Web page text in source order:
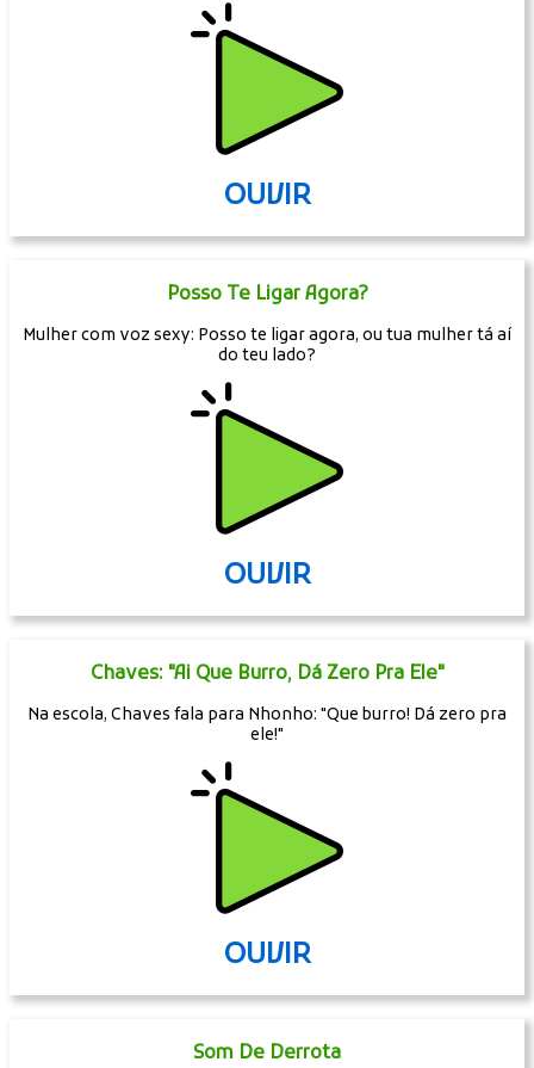
OUVIR
Posso Te Ligar Agora?
Mulher com voz sexy: Posso te ligar agora, ou tua mulher tá aí
do teu lado?
OUVIR
Chaves: "Ai Que Burro, Dá Zero Pra Ele"
Na escola, Chaves fala para Nhonho: "Que burro! Dá zero pra
ele!"
OUVIR
Som De Derrota